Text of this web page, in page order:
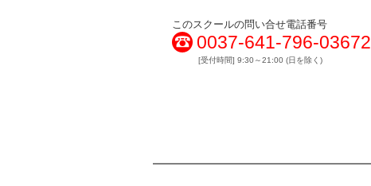
このスクールの問い合せ電話番号
0037-641-796-03672
[受付時間] 9:30～21:00 (日を除く)